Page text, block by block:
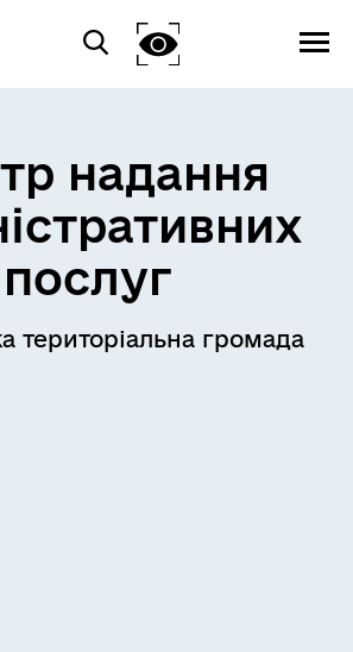
надання
послуг
територіальна громада